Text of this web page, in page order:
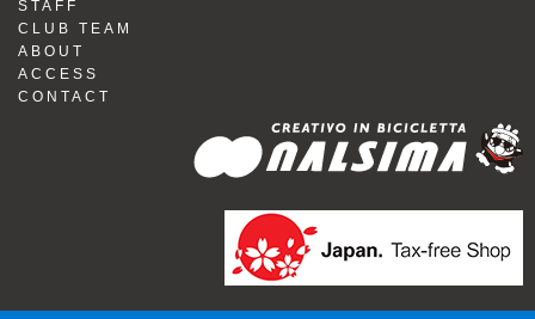
STAFF
CLUB TEAM
ABOUT
ACCESS
CONTACT